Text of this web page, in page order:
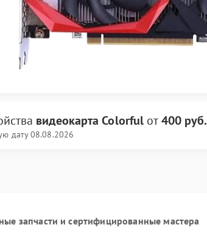
видеокарта Colorful от400 руб.
дату 08.08.2026
запчасти и сертифицированные мастера